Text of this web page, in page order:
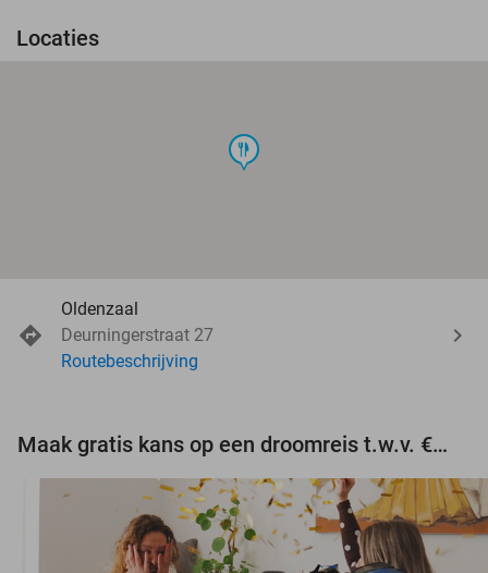
Locaties
food
Oldenzaal
Deurningerstraat 27
Routebeschrijving
Maak gratis kans op een droomreis t.w.v. €3.000!